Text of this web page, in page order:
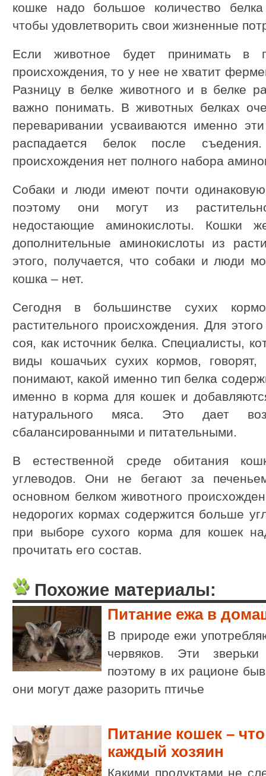
кошке надо большое количество
чтобы удовлетворить свои жизненные
Если животное будет принимать в
происхождения, то у нее не хватит
Разницу в белке животного и в белке
важно понимать. В животных белках
переваривании усваиваются именно
распадается белок после
происхождения нет полного набора
Собаки и люди имеют почти
поэтому они могут из
недостающие аминокислоты. Кошки
дополнительные аминокислоты из
этого, получается, что собаки и люди
кошка – нет.
Сегодня в большинстве сухих
растительного происхождения. Для
соя, как источник белка. Специалисты,
виды кошачьих сухих кормов,
понимают, какой именно тип белка
именно в корма для кошек и
натурального мяса. Это дает
сбалансированными и питательными.
В естественной среде обитания
углеводов. Они не бегают за
основном белком животного
недорогих кормах содержится больше
при выборе сухого корма для кошек
прочитать его состав.
Похожие материалы:
Питание ежа в
В природе ежи
червяков. Эти
поэтому в их рационе
они могут даже разорить птичье
Питание кошек –
каждый хозяин
Какими продуктами не